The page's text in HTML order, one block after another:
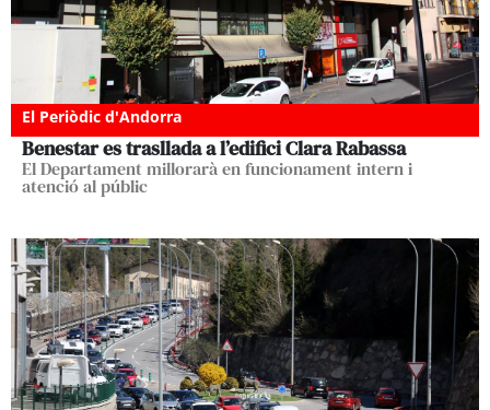
El Periòdic d'Andorra
Benestar es trasllada a l’edifici Clara Rabassa
El Departament millorarà en funcionament intern i
atenció al públic